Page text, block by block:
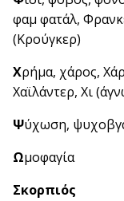
φαμ φατάλ,
(Κρούγκερ)
Χρήμα, χάρος,
Χαϊλάντερ, Χι
Ψύχωση,
Ωμοφαγία
Σκορπιός